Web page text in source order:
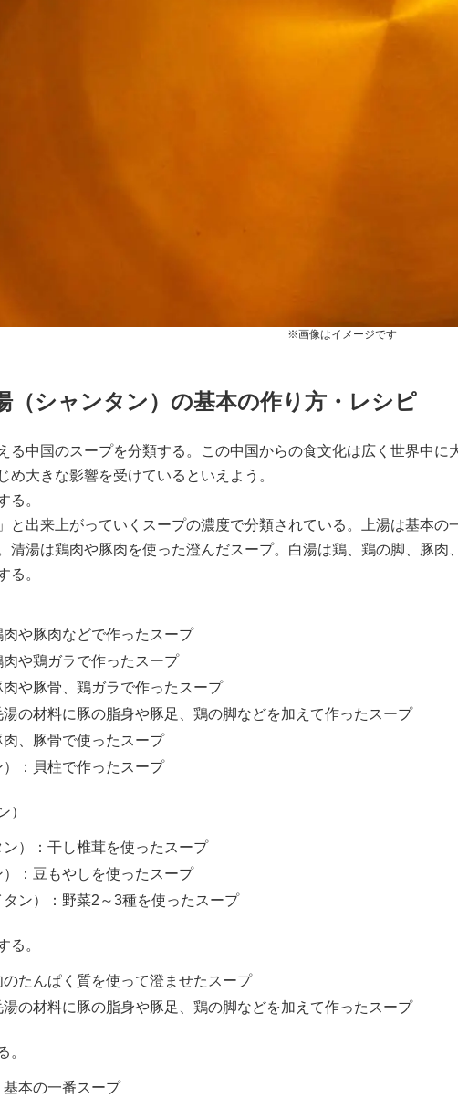
※画像はイメージです
（シャンタン）の基本の作り方・レシピ
る中国のスープを分類する。この中国からの食文化は広く世界中
め大きな影響を受けているといえよう。
る。
と出来上がっていくスープの濃度で分類されている。上湯は基本
清湯は鶏肉や豚肉を使った澄んだスープ。白湯は鶏、鶏の脚、豚肉
る。
や豚肉などで作ったスープ
や鶏ガラで作ったスープ
や豚骨、鶏ガラで作ったスープ
の材料に豚の脂身や豚足、鶏の脚などを加えて作ったスープ
、豚骨で使ったスープ
：貝柱で作ったスープ
）
）：干し椎茸を使ったスープ
：豆もやしを使ったスープ
ン）：野菜2～3種を使ったスープ
る。
たんぱく質を使って澄ませたスープ
の材料に豚の脂身や豚足、鶏の脚などを加えて作ったスープ
。
基本の一番スープ